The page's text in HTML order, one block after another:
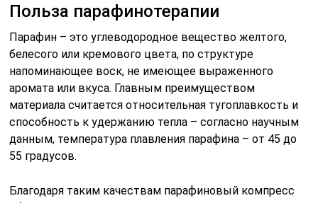
Польза парафинотерапии
Парафин – это углеводородное вещество желтого,
белесого или кремового цвета, по структуре
напоминающее воск, не имеющее выраженного
аромата или вкуса. Главным преимуществом
материала считается относительная тугоплавкость и
способность к удержанию тепла – согласно научным
данным, температура плавления парафина – от 45 до
55 градусов.
Благодаря таким качествам парафиновый компресс